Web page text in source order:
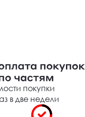
покупки
в две недели